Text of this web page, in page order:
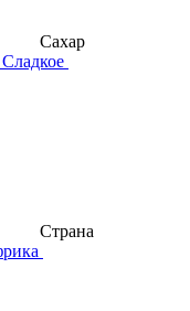
Сахар
Сладкое
Страна